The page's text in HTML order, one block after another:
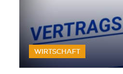
WIRTSCHAFT